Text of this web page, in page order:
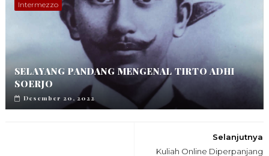
Intermezzo
SELAYANG PANDANG MENGENAL TIRTO ADHI
SOERJO
Desember 20, 2022
Selanjutnya
Kuliah Online Diperpanjang